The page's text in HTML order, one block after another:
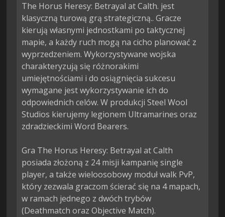
The Horus Heresy: Betrayal at Calth. jest
klasyczną turową grą strategiczną.. Gracze
kierują własnymi jednostkami po taktycznej
mapie, a każdy ruch mogą na cicho planować z
wyprzedzeniem. Wykorzystywane wojska
charakteryzują się różnorakimi
umiejętnościami i do osiągnięcia sukcesu
wymagane jest wykorzystywanie ich do
odpowiednich celów. W produkcji Steel Wool
Studios kierujemy legionem Ultramarines oraz
zdradzieckimi Word Bearers.
Gra The Horus Heresy: Betrayal at Calth
posiada złożoną z 24 misji kampanię single
player, a także wieloosobowy moduł walk PvP,
który zezwala graczom ścierać się na 4 mapach,
w ramach jednego z dwóch trybów
(Deathmatch oraz Objective Match).